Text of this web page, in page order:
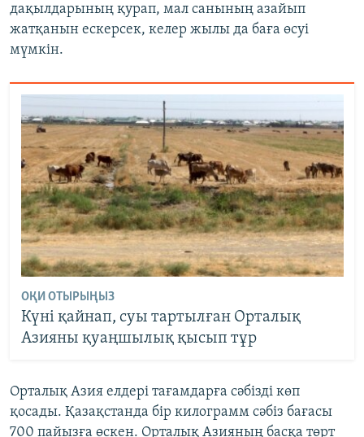
дақылдарының қурап, мал санының азайып
жатқанын ескерсек, келер жылы да баға өсуі
мүмкін.
ОҚИ ОТЫРЫҢЫЗ
Күні қайнап, суы тартылған Орталық
Азияны қуаңшылық қысып тұр
Орталық Азия елдері тағамдарға сәбізді көп
қосады. Қазақстанда бір килограмм сәбіз бағасы
700 пайызға өскен. Орталық Азияның басқа төрт